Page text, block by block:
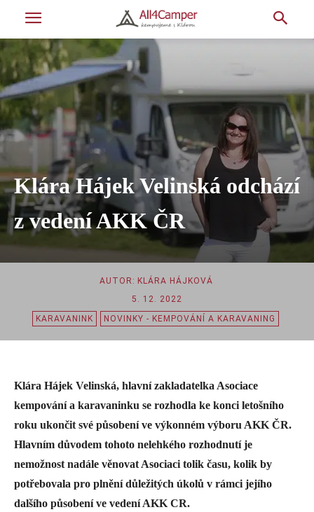
Klára Hájek Velinská odchází
z vedení AKK ČR
AUTOR: KLÁRA HÁJKOVÁ
5. 12. 2022
KARAVANINK NOVINKY - KEMPOVÁNÍ A KARAVANING
Klára Hájek Velinská, hlavní zakladatelka Asociace
kempování a karavaninku se rozhodla ke konci letošního
roku ukončit své působení ve výkonném výboru AKK ČR.
Hlavním důvodem tohoto nelehkého rozhodnutí je
nemožnost nadále věnovat Asociaci tolik času, kolik by
potřebovala pro plnění důležitých úkolů v rámci jejího
dalšího působení ve vedení AKK CR.